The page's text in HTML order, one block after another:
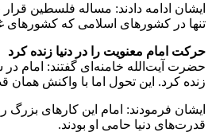
ایشان ادامه دادند: مساله فلسطین
تنها در کشورهای اسلامی که
حرکت امام معنویت را در دنیا زنده کرد
حضرت آیت‌الله خامنه‌ای گفتند: امام
زنده کرد. این تحول اما با واکنش
ایشان فرمودند: امام این کارهای
قدرت‌های دنیا حامی او بودند.